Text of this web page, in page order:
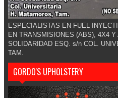
ESPECIALISTAS EN FUEL
EN TRANSMISIONES (ABS), 4X4
SOLIDARIDAD ESQ. s/n COL.
TAM.
GORDO'S UPHOLSTERY